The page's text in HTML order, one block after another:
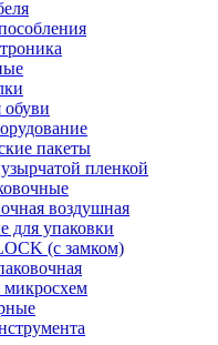
пакеты
пленкой
воздушная
для упаковки
(с замком)
микросхем